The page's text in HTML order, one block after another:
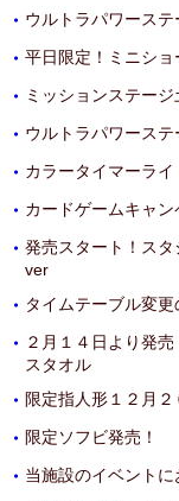
・ ウルトラパワース
・ 平日限定！ミニショ
・ ミッションステー
・ ウルトラパワース
・ カラータイマーラ
・ カードゲームキャン
・ 発売スタート！ス
ver
・ タイムテーブル変
・ ２月１４日より発
スタオル
・ 限定指人形１２月２
・ 限定ソフビ発売！
・ 当施設のイベント